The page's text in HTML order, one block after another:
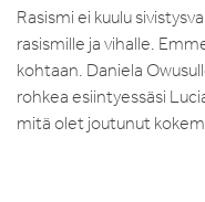
Rasismi ei kuulu
rasismille ja vihalle.
kohtaan. Daniela
rohkea esiintyessäsi
mitä olet joutunut